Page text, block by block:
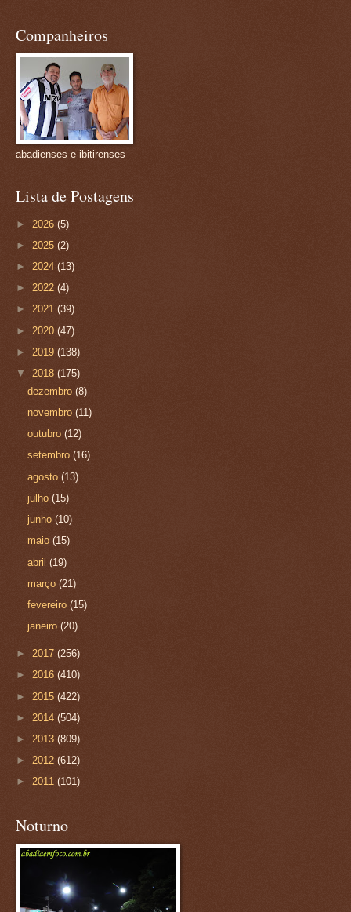
Companheiros
abadienses e ibitirenses
Lista de Postagens
► 2026 (5)
► 2025 (2)
► 2024 (13)
► 2022 (4)
► 2021 (39)
► 2020 (47)
► 2019 (138)
▼ 2018 (175)
dezembro(8)
novembro(11)
outubro(12)
setembro(16)
agosto(13)
julho(15)
junho(10)
maio(15)
abril(19)
março(21)
fevereiro(15)
janeiro(20)
► 2017 (256)
► 2016 (410)
► 2015 (422)
► 2014 (504)
► 2013 (809)
► 2012 (612)
► 2011 (101)
Noturno